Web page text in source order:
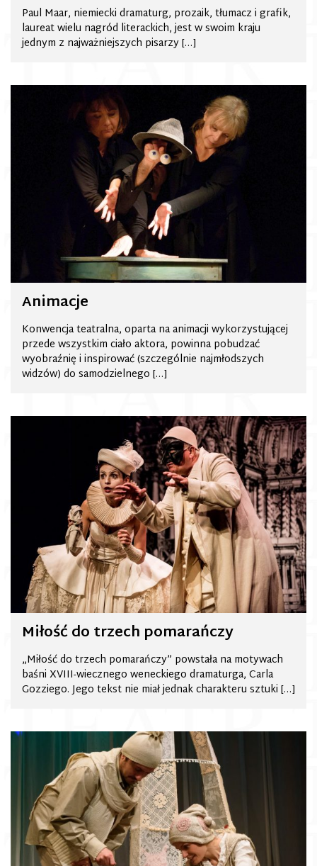
Paul Maar, niemiecki dramaturg, prozaik, tłumacz i grafik,
laureat wielu nagród literackich, jest w swoim kraju
jednym z najważniejszych pisarzy […]
Animacje
Konwencja teatralna, oparta na animacji wykorzystującej
przede wszystkim ciało aktora, powinna pobudzać
wyobraźnię i inspirować (szczególnie najmłodszych
widzów) do samodzielnego […]
Miłość do trzech pomarańczy
„Miłość do trzech pomarańczy” powstała na motywach
baśni XVIII-wiecznego weneckiego dramaturga, Carla
Gozziego. Jego tekst nie miał jednak charakteru sztuki […]